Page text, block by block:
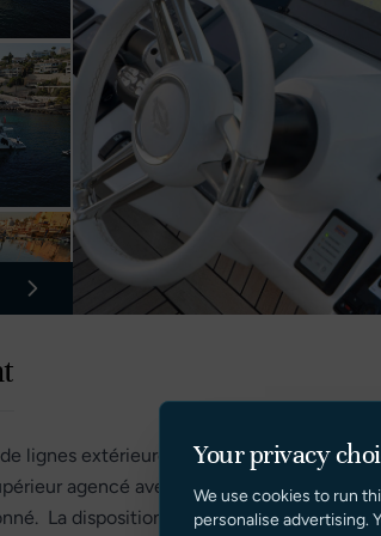
lignes extérieures élégantes,
agencé avec bar, une banquette
La disposition du pont à l’avant de type
Your privacy
We use cookies to run
personalise advertising.